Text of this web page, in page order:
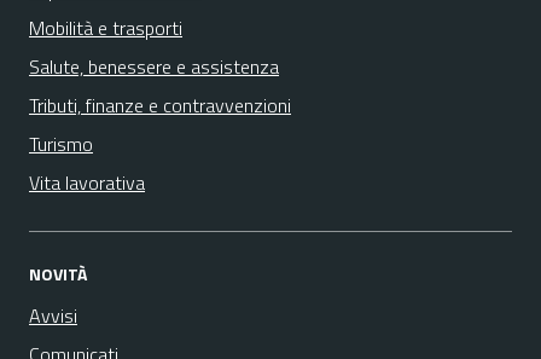
Mobilità e trasporti
Salute, benessere e assistenza
Tributi, finanze e contravvenzioni
Turismo
Vita lavorativa
NOVITÀ
Avvisi